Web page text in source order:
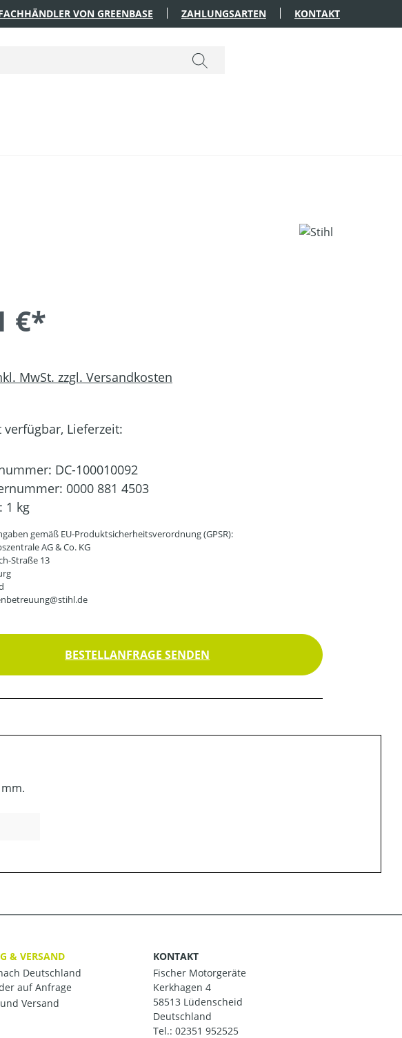
VON GREENBASE ZAHLUNGSARTEN KONTAKT
€*
MwSt. zzgl. Versandkosten
verfügbar, Lieferzeit:
DC-100010092
0000 881 4503
1 kg
gemäß EU-Produktsicherheitsverordnung (GPSR):
AG & Co. KG
Straße 13
BESTELLANFRAGE SENDEN
& VERSAND
Deutschland
auf Anfrage
Versand
KONTAKT
Fischer Motorgeräte
Kerkhagen 4
58513 Lüdenscheid
Deutschland
Tel.: 02351 952525